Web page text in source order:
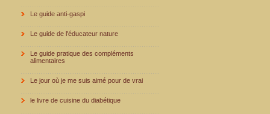
Le guide anti-gaspi
Le guide de l'éducateur nature
Le guide pratique des compléments
alimentaires
Le jour où je me suis aimé pour de vrai
le livre de cuisine du diabétique